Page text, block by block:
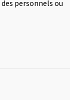
personnels ou